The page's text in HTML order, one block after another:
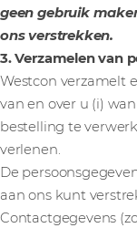
geen gebruik
ons verstrekken.
3. Verzamelen van
Westcon verzamelt
van en over u (i)
bestelling te
verlenen.
De
aan ons kunt
Contactgegevens